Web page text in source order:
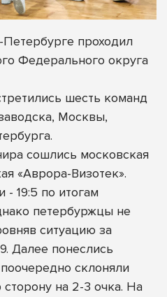
проходил
Федерального округа
шесть команд
Москвы,
сошлись московская
«Аврора-Визотек».
- 19:5 по итогам
петербуржцы не
ситуацию за
Далее понеслись
склоняли
на 2-3 очка. На